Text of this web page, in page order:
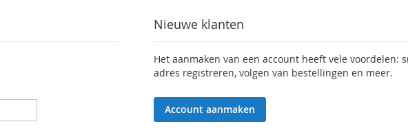
Nieuwe klanten
Het aanmaken van een account heeft vele voordelen:
adres registreren, volgen van bestellingen en meer.
Account aanmaken